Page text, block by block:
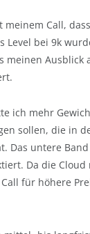
Call,
Level bei 9k
meinen Ausblick
ich mehr
sollen, die in
Das untere
Da die
für höhere